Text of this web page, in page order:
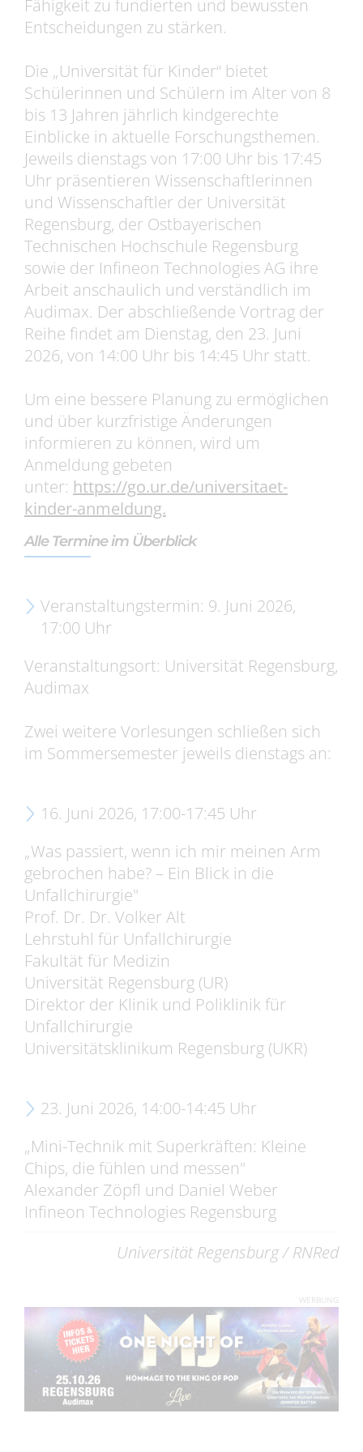
Fähigkeit zu fundierten und bewussten
Entscheidungen zu stärken.
Die „Universität für Kinder“ bietet
Schülerinnen und Schülern im Alter von 8
bis 13 Jahren jährlich kindgerechte
Einblicke in aktuelle Forschungsthemen.
Jeweils dienstags von 17:00 Uhr bis 17:45
Uhr präsentieren Wissenschaftlerinnen
und Wissenschaftler der Universität
Regensburg, der Ostbayerischen
Technischen Hochschule Regensburg
sowie der Infineon Technologies AG ihre
Arbeit anschaulich und verständlich im
Audimax. Der abschließende Vortrag der
Reihe findet am Dienstag, den 23. Juni
2026, von 14:00 Uhr bis 14:45 Uhr statt.
Um eine bessere Planung zu ermöglichen
und über kurzfristige Änderungen
informieren zu können, wird um
Anmeldung gebeten
unter: https://go.ur.de/universitaet-
kinder-anmeldung.
Alle Termine im Überblick
Veranstaltungstermin: 9. Juni 2026,
17:00 Uhr
Veranstaltungsort: Universität Regensburg,
Audimax
Zwei weitere Vorlesungen schließen sich
im Sommersemester jeweils dienstags an:
16. Juni 2026, 17:00-17:45 Uhr
„Was passiert, wenn ich mir meinen Arm
gebrochen habe? – Ein Blick in die
Unfallchirurgie"
Prof. Dr. Dr. Volker Alt
Lehrstuhl für Unfallchirurgie
Fakultät für Medizin
Universität Regensburg (UR)
Direktor der Klinik und Poliklinik für
Unfallchirurgie
Universitätsklinikum Regensburg (UKR)
23. Juni 2026, 14:00-14:45 Uhr
„Mini-Technik mit Superkräften: Kleine
Chips, die fühlen und messen"
Alexander Zöpfl und Daniel Weber
Infineon Technologies Regensburg
Universität Regensburg / RNRed
WERBUNG